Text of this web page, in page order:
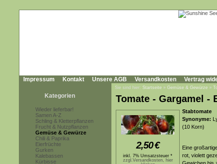
Impressum Kontakt Unsere AGB Versandkosten Vertrag
Kategorien
Wieder lieferbar!
Samen A-Z
Schling & Kletterpflanzen
Frucht & Nutzpflanzen
Gemüse & Gewürze
Chili & Paprika
Eierfrüchte
Gurken
Kalebassen
Kürbisse
Sie sind hier: Startseite » Gemüse & Gewürze »
Tomate - Gargamel -
2,50€
inkl. 7% Umsatzsteuer *
zzgl.Versandkosten, hier
Stabtomate
Synonyme:
(10 Korn)
Eine
rot, violett